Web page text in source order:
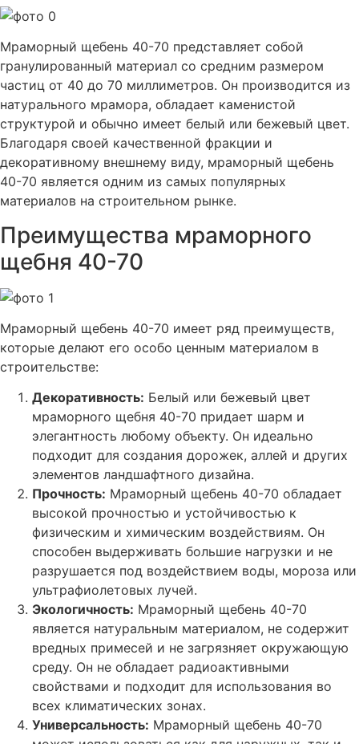
Мраморный щебень 40-70 представляет собой
гранулированный материал со средним размером
частиц от 40 до 70 миллиметров. Он производится из
натурального мрамора, обладает каменистой
структурой и обычно имеет белый или бежевый цвет.
Благодаря своей качественной фракции и
декоративному внешнему виду, мраморный щебень
40-70 является одним из самых популярных
материалов на строительном рынке.
Преимущества мраморного
щебня 40-70
Мраморный щебень 40-70 имеет ряд преимуществ,
которые делают его особо ценным материалом в
строительстве:
Декоративность: Белый или бежевый цвет
мраморного щебня 40-70 придает шарм и
элегантность любому объекту. Он идеально
подходит для создания дорожек, аллей и других
элементов ландшафтного дизайна.
Прочность: Мраморный щебень 40-70 обладает
высокой прочностью и устойчивостью к
физическим и химическим воздействиям. Он
способен выдерживать большие нагрузки и не
разрушается под воздействием воды, мороза или
ультрафиолетовых лучей.
Экологичность: Мраморный щебень 40-70
является натуральным материалом, не содержит
вредных примесей и не загрязняет окружающую
среду. Он не обладает радиоактивными
свойствами и подходит для использования во
всех климатических зонах.
Универсальность: Мраморный щебень 40-70